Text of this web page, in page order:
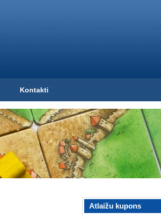
Kontakti
Atlaižu kupons